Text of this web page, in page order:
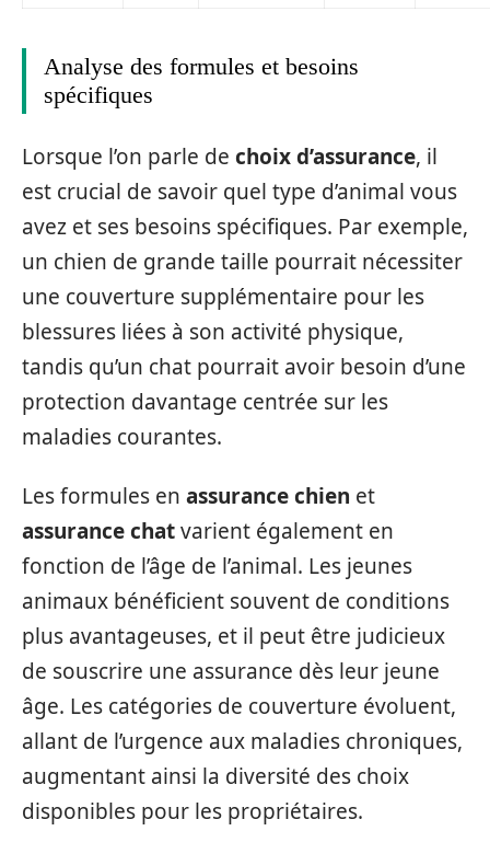
Analyse des formules et besoins
spécifiques
Lorsque l’on parle de choix d’assurance, il
est crucial de savoir quel type d’animal vous
avez et ses besoins spécifiques. Par exemple,
un chien de grande taille pourrait nécessiter
une couverture supplémentaire pour les
blessures liées à son activité physique,
tandis qu’un chat pourrait avoir besoin d’une
protection davantage centrée sur les
maladies courantes.
Les formules en assurance chien et
assurance chatvarient également en
fonction de l’âge de l’animal. Les jeunes
animaux bénéficient souvent de conditions
plus avantageuses, et il peut être judicieux
de souscrire une assurance dès leur jeune
âge. Les catégories de couverture évoluent,
allant de l’urgence aux maladies chroniques,
augmentant ainsi la diversité des choix
disponibles pour les propriétaires.